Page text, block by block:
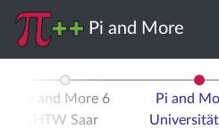
Pi and More
Pi and More 6
HTW Saar
Pi and